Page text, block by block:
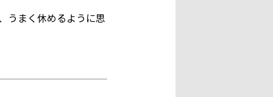
うまく休めるように思